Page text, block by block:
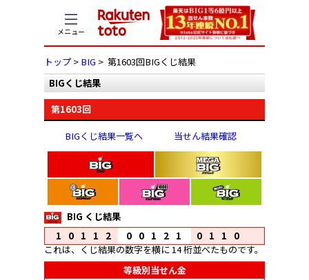
メニュー
トップ > BIG > 第1603回BIGくじ結果
BIGくじ結果
第1603回
BIGくじ結果一覧へ 当せん結果確認
BIG くじ結果
10112
00121
0110
これは、くじ結果の数字を横に 14 桁並べたものです。
等級別当せん金